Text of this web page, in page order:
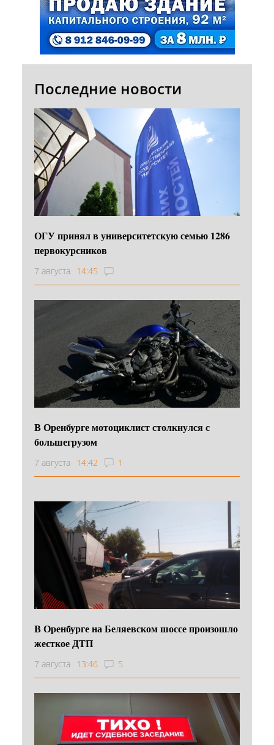
Последние новости
ОГУ принял в университетскую семью 1286
первокурсников
7 августа 14:45
В Оренбурге мотоциклист столкнулся с
большегрузом
7 августа 14:42 1
В Оренбурге на Беляевском шоссе произошло
жесткое ДТП
7 августа 13:46 5